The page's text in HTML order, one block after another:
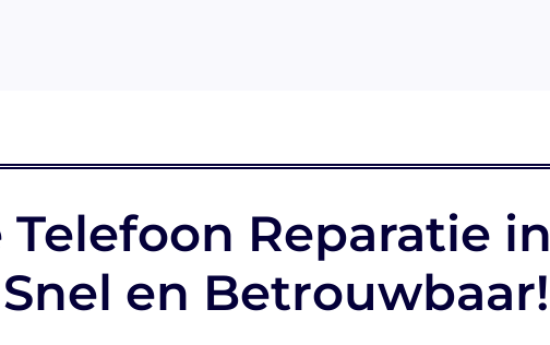
Reparatie in
en Betrouwbaar!